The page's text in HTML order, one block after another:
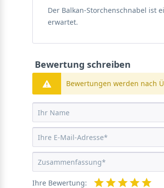
Der Balkan-Storchenschnabel ist
erwartet.
Bewertung schreiben
Bewertungen werden nach
Ihre Bewertung: